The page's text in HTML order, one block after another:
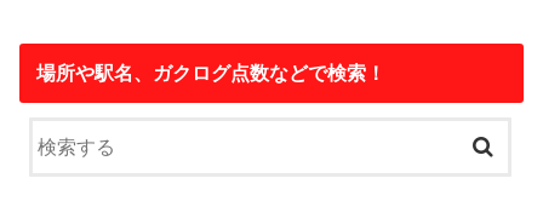
場所や駅名、ガクログ点数などで検索！